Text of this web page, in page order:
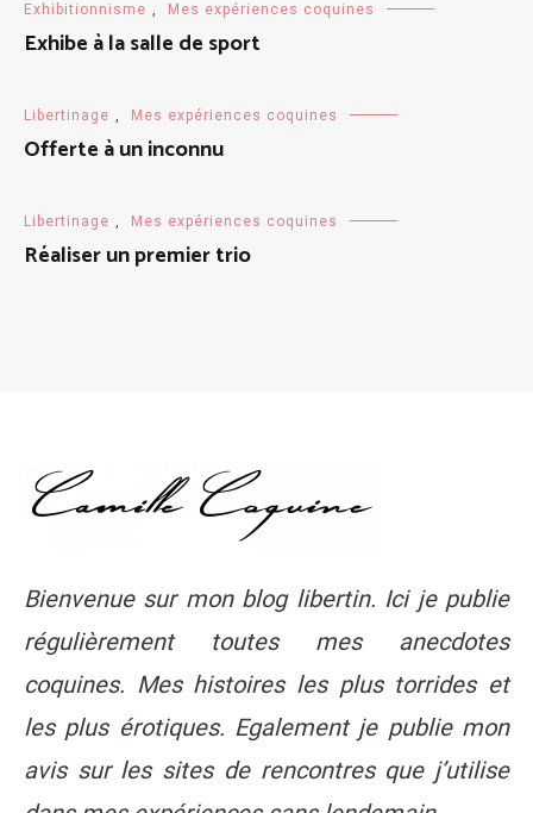
Exhibitionnisme , Mes expériences coquines
Exhibe à la salle de sport
Libertinage , Mes expériences coquines
Offerte à un inconnu
Libertinage , Mes expériences coquines
Réaliser un premier trio
Bienvenue sur mon blog libertin. Ici je publie
régulièrement toutes mes anecdotes
coquines. Mes histoires les plus torrides et
les plus érotiques. Egalement je publie mon
avis sur les sites de rencontres que j’utilise